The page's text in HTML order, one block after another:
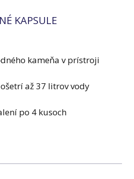
KAPSULE
kameňa v prístroji
až 37 litrov vody
po 4 kusoch